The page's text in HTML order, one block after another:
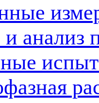
анализ